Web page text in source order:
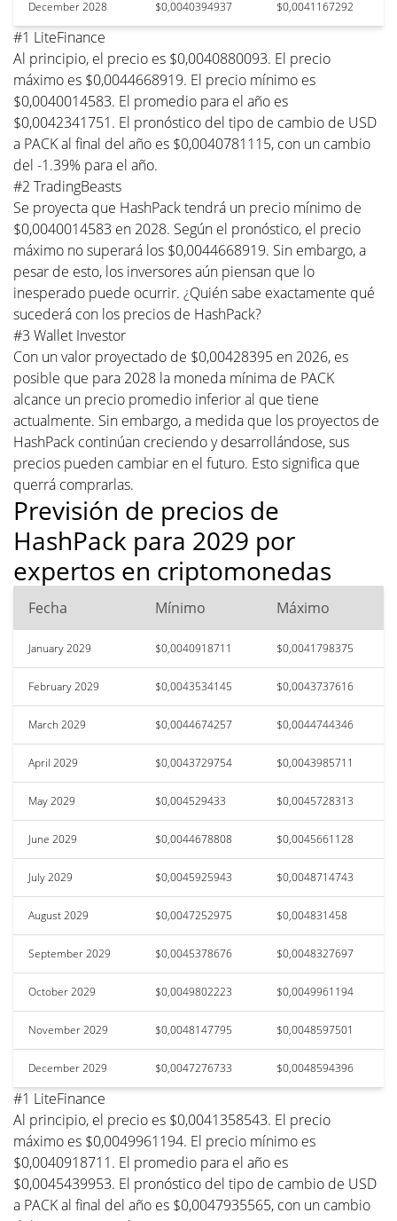
December 2028 $0,0040394937 $0,0041167292
#1 LiteFinance
Al principio, el precio es $0,0040880093. El precio
máximo es $0,0044668919. El precio mínimo es
$0,0040014583. El promedio para el año es
$0,0042341751. El pronóstico del tipo de cambio de USD
a PACK al final del año es $0,0040781115, con un cambio
del -1.39% para el año.
#2 TradingBeasts
Se proyecta que HashPack tendrá un precio mínimo de
$0,0040014583 en 2028. Según el pronóstico, el precio
máximo no superará los $0,0044668919. Sin embargo, a
pesar de esto, los inversores aún piensan que lo
inesperado puede ocurrir. ¿Quién sabe exactamente qué
sucederá con los precios de HashPack?
#3 Wallet Investor
Con un valor proyectado de $0,00428395 en 2026, es
posible que para 2028 la moneda mínima de PACK
alcance un precio promedio inferior al que tiene
actualmente. Sin embargo, a medida que los proyectos de
HashPack continúan creciendo y desarrollándose, sus
precios pueden cambiar en el futuro. Esto significa que
querrá comprarlas.
Previsión de precios de
HashPack para 2029 por
expertos en criptomonedas
Fecha Mínimo Máximo
January 2029 $0,0040918711 $0,0041798375
February 2029 $0,0043534145 $0,0043737616
March 2029 $0,0044674257 $0,0044744346
April 2029 $0,0043729754 $0,0043985711
May 2029 $0,004529433 $0,0045728313
June 2029 $0,0044678808 $0,0045661128
July 2029 $0,0045925943 $0,0048714743
August 2029 $0,0047252975 $0,004831458
September 2029 $0,0045378676 $0,0048327697
October 2029 $0,0049802223 $0,0049961194
November 2029 $0,0048147795 $0,0048597501
December 2029 $0,0047276733 $0,0048594396
#1 LiteFinance
Al principio, el precio es $0,0041358543. El precio
máximo es $0,0049961194. El precio mínimo es
$0,0040918711. El promedio para el año es
$0,0045439953. El pronóstico del tipo de cambio de USD
a PACK al final del año es $0,0047935565, con un cambio